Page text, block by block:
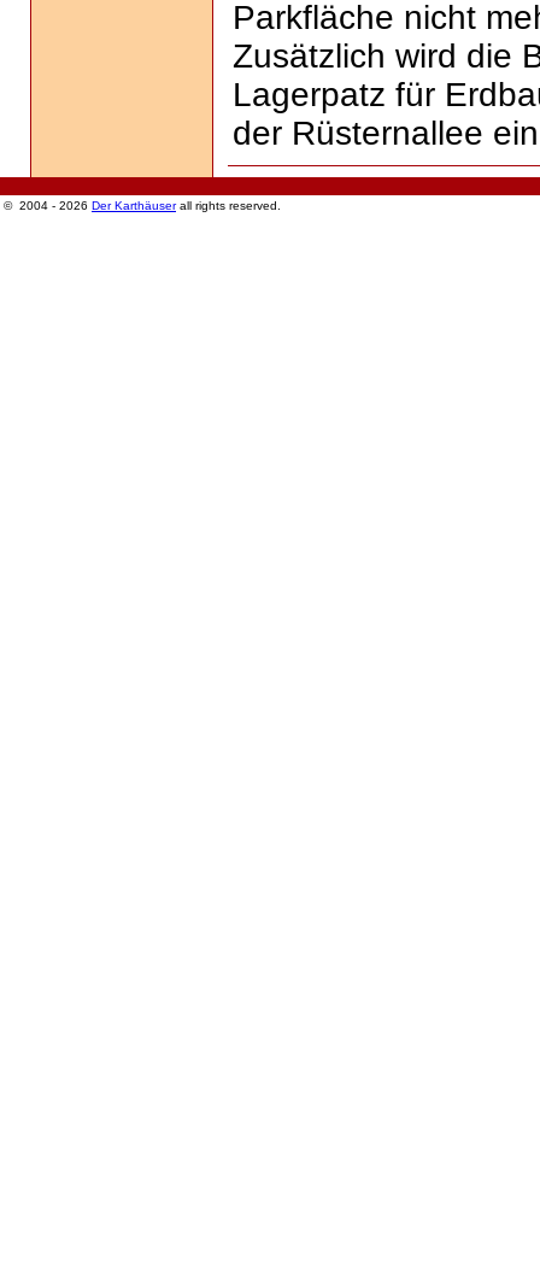
Parkfläche nicht
Zusätzlich wird die
Lagerpatz für
der Rüsternallee
© 2004 - 2026 Der Karthäuserall rights reserved.